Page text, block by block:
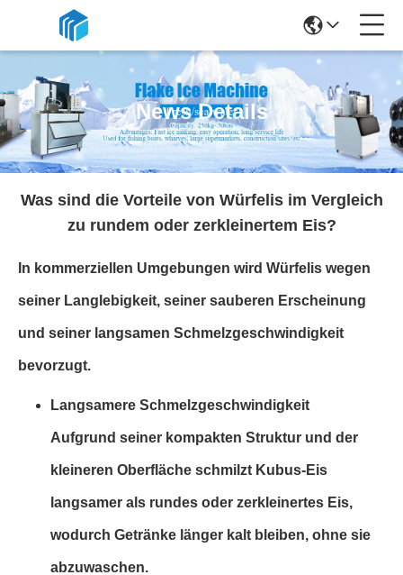
News Details
Was sind die Vorteile von Würfelis im Vergleich
zu rundem oder zerkleinertem Eis?
In kommerziellen Umgebungen wird Würfelis wegen
seiner Langlebigkeit, seiner sauberen Erscheinung
und seiner langsamen Schmelzgeschwindigkeit
bevorzugt.
Langsamere Schmelzgeschwindigkeit
Aufgrund seiner kompakten Struktur und der
kleineren Oberfläche schmilzt Kubus-Eis
langsamer als rundes oder zerkleinertes Eis,
wodurch Getränke länger kalt bleiben, ohne sie
abzuwaschen.